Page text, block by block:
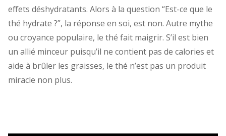
effets déshydratants. Alors à la question “Est-ce que le
thé hydrate ?”, la réponse en soi, est non. Autre mythe
ou croyance populaire, le thé fait maigrir. S’il est bien
un allié minceur puisqu’il ne contient pas de calories et
aide à brûler les graisses, le thé n’est pas un produit
miracle non plus.